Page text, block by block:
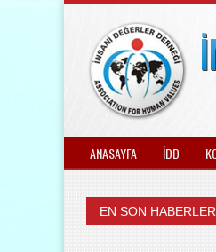
ANASAYFA İDD
EN SON HABERLER
ÜLKEMİZDEKİ